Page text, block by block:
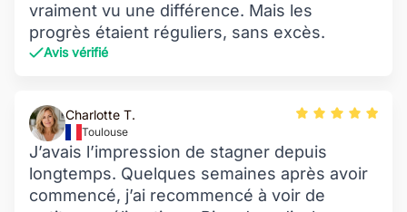
vraiment vu une différence. Mais les
progrès étaient réguliers, sans excès.
Avis vérifié
Charlotte T.
Toulouse
J’avais l’impression de stagner depuis
longtemps. Quelques semaines après avoir
commencé, j’ai recommencé à voir de